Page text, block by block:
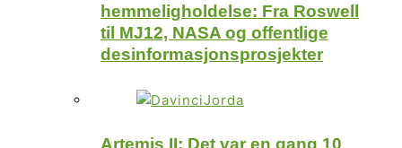
hemmeligholdelse: Fra Roswell
til MJ12, NASA og offentlige
desinformasjonsprosjekter
Artemis II: Det var en gang 10